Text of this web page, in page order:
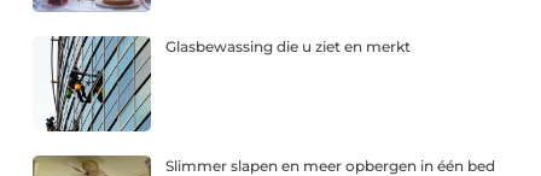
Glasbewassing die u ziet en merkt
Slimmer slapen en meer opbergen in één bed